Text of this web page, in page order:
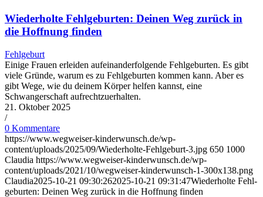
Wie­der­hol­te Fehl­ge­bur­ten: Dei­nen Weg zurück in
die Hoff­nung fin­den
Fehlgeburt
Einige Frauen erleiden aufeinanderfolgende Fehlgeburten. Es gibt
viele Gründe, warum es zu Fehlgeburten kommen kann. Aber es
gibt Wege, wie du deinem Körper helfen kannst, eine
Schwangerschaft aufrechtzuerhalten.
21. Oktober 2025
/
0 Kommentare
https://www.wegweiser-kinderwunsch.de/wp-
content/uploads/2025/09/Wiederholte-Fehlgeburt-3.jpg 650 1000
Claudia https://www.wegweiser-kinderwunsch.de/wp-
content/uploads/2021/10/wegweiser-kinderwunsch-1-300x138.png
Claudia2025-10-21 09:30:262025-10-21 09:31:47Wie­der­hol­te Fehl­
ge­bur­ten: Dei­nen Weg zurück in die Hoff­nung fin­den